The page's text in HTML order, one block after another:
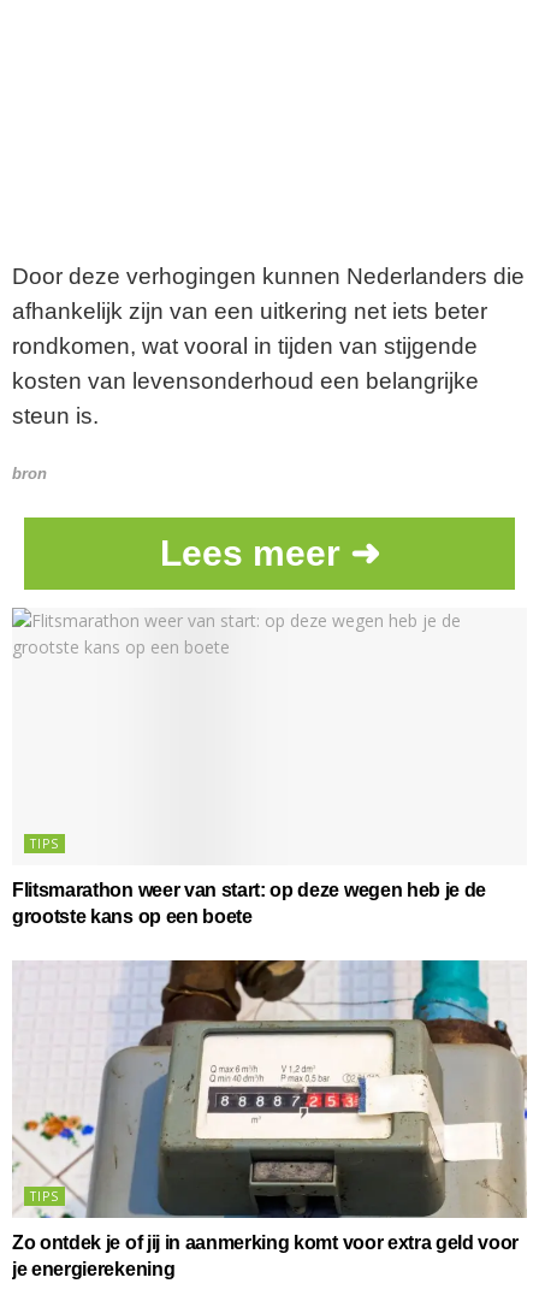
Door deze verhogingen kunnen Nederlanders die
afhankelijk zijn van een uitkering net iets beter
rondkomen, wat vooral in tijden van stijgende
kosten van levensonderhoud een belangrijke
steun is.
bron
Lees meer ➜
TIPS
Flitsmarathon weer van start: op deze wegen heb je de
grootste kans op een boete
TIPS
Zo ontdek je of jij in aanmerking komt voor extra geld voor
je energierekening